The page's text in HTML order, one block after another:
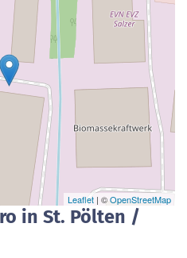
Leaflet | ©OpenStreetMap
in St. Pölten /